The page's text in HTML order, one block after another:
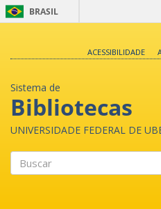
BRASIL
ACESSIBILIDADE
Sistema de
Bibliotecas
UNIVERSIDADE FEDERAL DE